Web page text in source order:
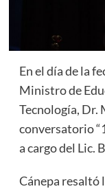
En el día de la
Ministro de
Tecnología, Dr.
conversatorio
a cargo del Lic.
Cánepa resaltó